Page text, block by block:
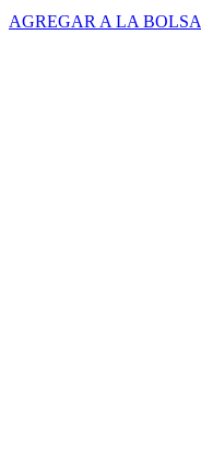
AGREGAR A LA BOLSA